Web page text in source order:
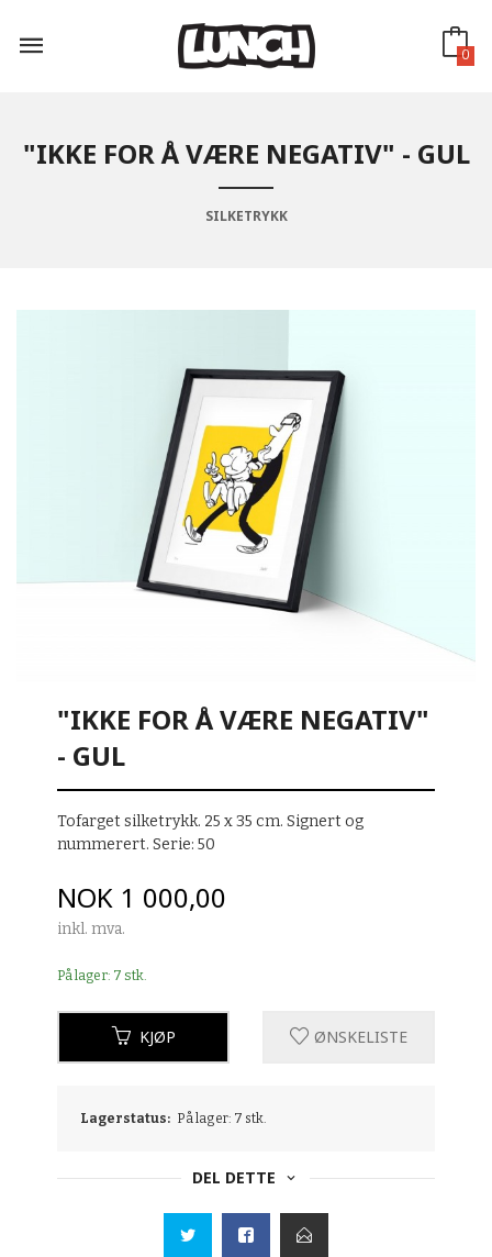
innholdet
0
"IKKE FOR Å VÆRE NEGATIV" - GUL
SILKETRYKK
"IKKE FOR Å VÆRE NEGATIV"
- GUL
Tofarget silketrykk. 25 x 35 cm. Signert og
nummerert. Serie: 50
Pris
NOK 1 000,00
inkl. mva.
På lager: 7 stk.
KJØP ØNSKELISTE
Lagerstatus: På lager: 7 stk.
DEL DETTE